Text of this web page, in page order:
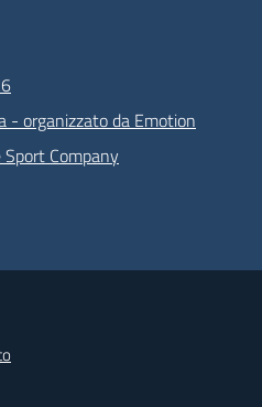
- organizzato da Emotion
Company